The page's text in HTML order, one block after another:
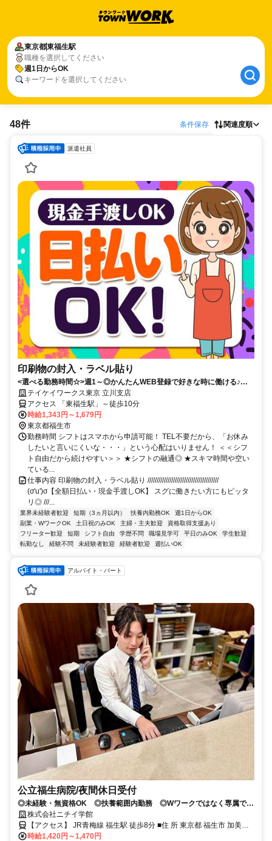
東京都東福生駅
職種を選択してください
週1日からOK
キーワードを選択してください
48件 条件保存 関連度順
派遣社員
印刷物の封入・ラベル貼り
<選べる勤務時間☆>週1～◎かんたんWEB登録で好きな時に働ける♪お
友達との応募歓迎！日払いOK！
テイケイワークス東京 立川支店
アクセス 「東福生駅」～徒歩10分
時給1,343円～1,679円
東京都福生市
勤務時間 シフトはスマホから申請可能！ TEL不要だから、「お休み
したいと言いにくいな・・・」という心配はいりません！ ＜＜シフ
ト自由だから続けやすい＞＞ ★シフトの融通◎ ★スキマ時間や空い
ている...
仕事内容 印刷物の封入・ラベル貼り ///////////////////////////////////////
(σ'u')σ【全額日払い・現金手渡しOK】 スグに働きたい方にもピッタ
リ◎ ///...
業界未経験者歓迎 短期（3ヵ月以内） 扶養内勤務OK
週1日からOK
副業・WワークOK
土日祝のみOK 主婦・主夫歓迎
資格取得支援あり
フリーター歓迎
短期 シフト自由 学歴不問 職場見学可 平日のみOK
学生歓迎
転勤なし
経験不問 未経験者歓迎 経験者歓迎 週払いOK
アルバイト・パート
公立福生病院/夜間休日受付
◎未経験・無資格OK ◎扶養範囲内勤務 ◎Wワークではなく専属で勤
務していただける方！※勤務日数応相談 ※学生可
株式会社ニチイ学館
【アクセス】 JR青梅線 福生駅 徒歩8分 ■住 所 東京都 福生市 加美平
１丁目６-１ ■アクセス JR青梅線 福生駅 徒歩8分
時給1,420円～1,470円